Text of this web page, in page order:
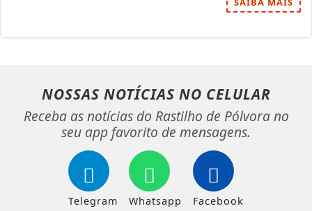
NOSSAS NOTÍCIAS NO CELULAR
Receba as notícias do Rastilho de Pólvora no
seu app favorito de mensagens.
Telegram Whatsapp Facebook